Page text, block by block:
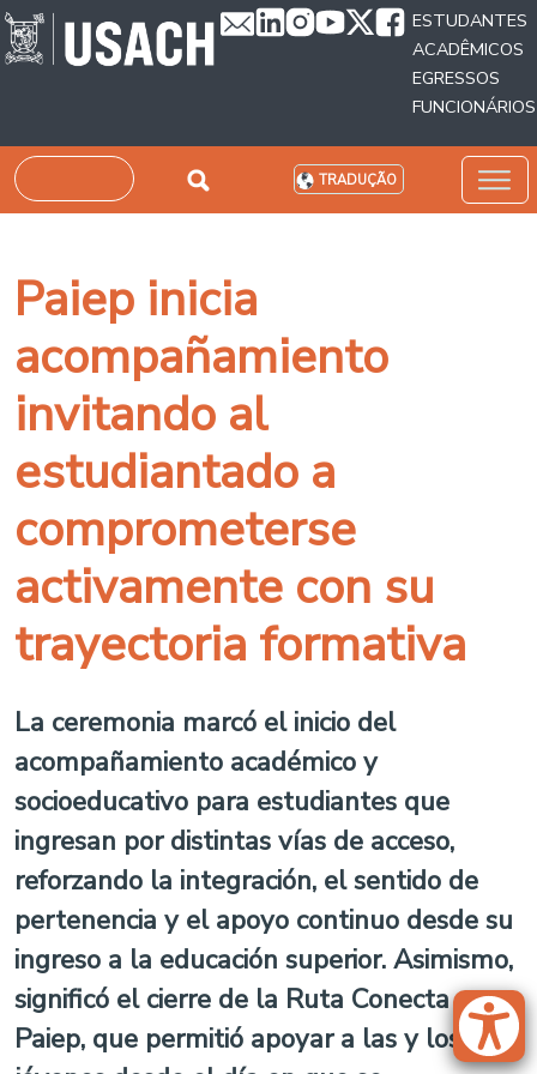
Passar para o conteúdo principal
ESTUDANTES
ACADÊMICOS
EGRESSOS
FUNCIONÁRIOS
Pesquisar TRADUÇÃO
Paiep inicia
acompañamiento
invitando al
estudiantado a
comprometerse
activamente con su
trayectoria formativa
La ceremonia marcó el inicio del
acompañamiento académico y
socioeducativo para estudiantes que
ingresan por distintas vías de acceso,
reforzando la integración, el sentido de
pertenencia y el apoyo continuo desde su
ingreso a la educación superior. Asimismo,
significó el cierre de la Ruta Conecta
Paiep, que permitió apoyar a las y los